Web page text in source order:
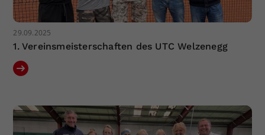
29.09.2025
1. Vereinsmeisterschaften des UTC Welzenegg